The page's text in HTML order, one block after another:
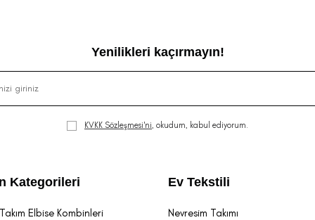
Yenilikleri kaçırmayın!
KVKK Sözleşmesi'ni, okudum, kabul ediyorum.
Kategorileri
Elbise Kombinleri
Ev Tekstili
Nevresim Takımı